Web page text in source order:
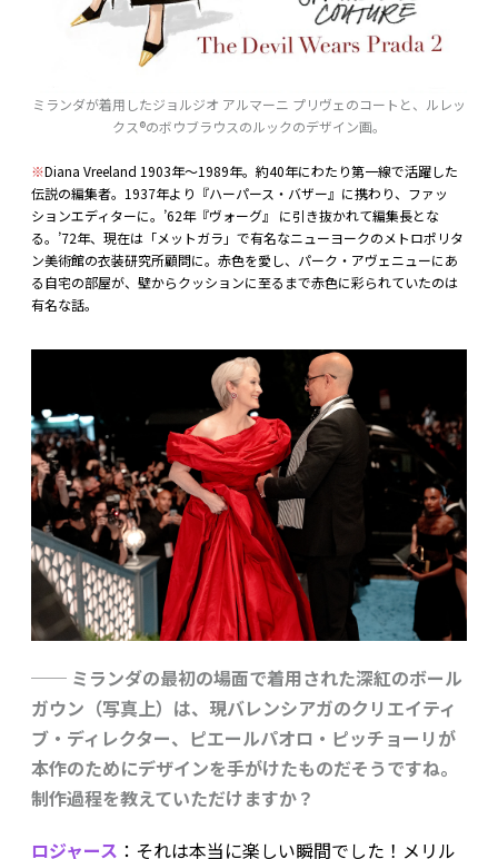
ミランダが着用したジョルジオ アルマーニ プリヴェのコートと、ルレッ
クス®︎のボウブラウスのルックのデザイン画。
※Diana Vreeland 1903年〜1989年。約40年にわたり第一線で活躍した
伝説の編集者。1937年より『ハーパース・バザー』に携わり、ファッ
ションエディターに。’62年『ヴォーグ』 に引き抜かれて編集長とな
る。’72年、現在は「メットガラ」で有名なニューヨークのメトロポリタ
ン美術館の衣装研究所顧問に。赤色を愛し、パーク・アヴェニューにあ
る自宅の部屋が、壁からクッションに至るまで赤色に彩られていたのは
有名な話。
── ミランダの最初の場面で着用された深紅のボール
ガウン（写真上）は、現バレンシアガのクリエイティ
ブ・ディレクター、ピエールパオロ・ピッチョーリが
本作のためにデザインを手がけたものだそうですね。
制作過程を教えていただけますか？
ロジャース ：それは本当に楽しい瞬間でした！メリル